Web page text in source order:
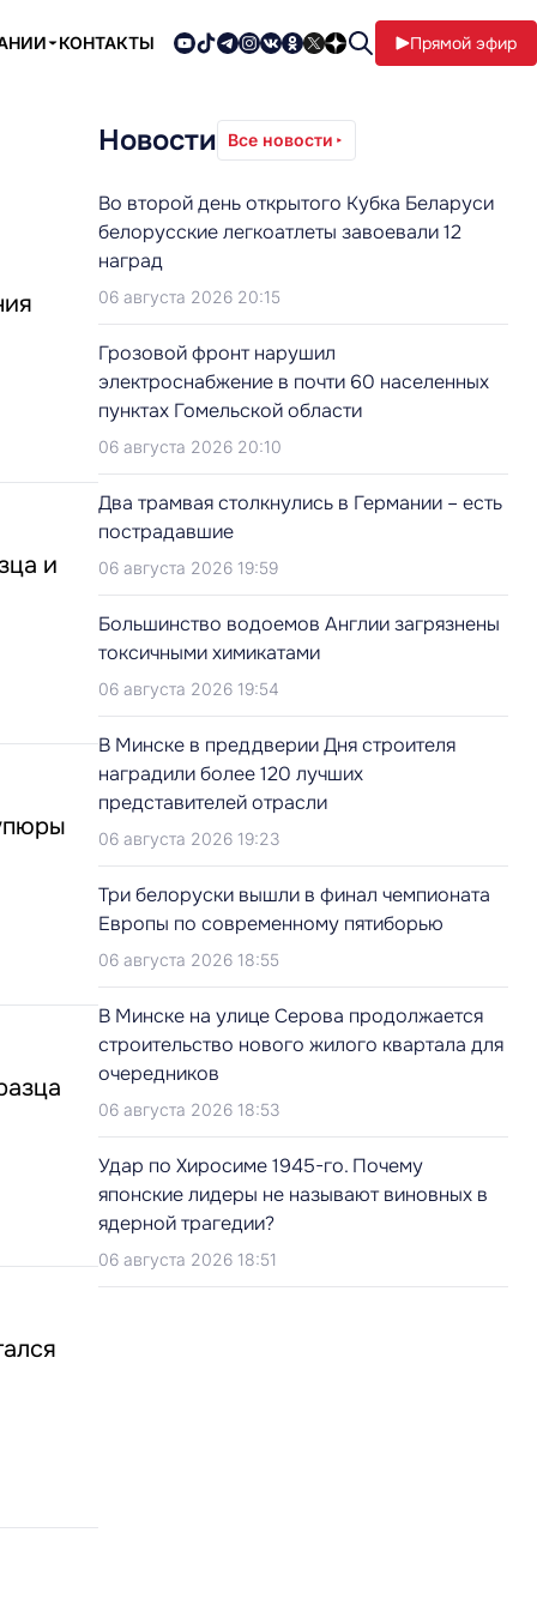
КОНТАКТЫ Прямой эфир
и
Новости Все новости
Во второй день открытого Кубка Беларуси
белорусские легкоатлеты завоевали 12
наград
06 августа 2026 20:15
Грозовой фронт нарушил
электроснабжение в почти 60 населенных
пунктах Гомельской области
06 августа 2026 20:10
Два трамвая столкнулись в Германии – есть
пострадавшие
06 августа 2026 19:59
Большинство водоемов Англии загрязнены
токсичными химикатами
06 августа 2026 19:54
В Минске в преддверии Дня строителя
наградили более 120 лучших
представителей отрасли
06 августа 2026 19:23
Три белоруски вышли в финал чемпионата
Европы по современному пятиборью
06 августа 2026 18:55
В Минске на улице Серова продолжается
строительство нового жилого квартала для
очередников
06 августа 2026 18:53
Удар по Хиросиме 1945-го. Почему
японские лидеры не называют виновных в
ядерной трагедии?
06 августа 2026 18:51